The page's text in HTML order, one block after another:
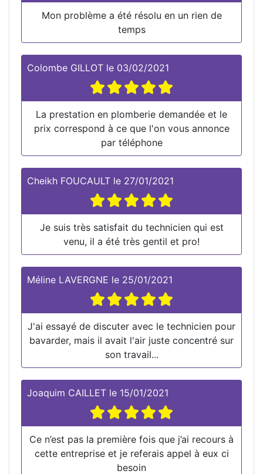
Mon problème a été résolu en un rien de
temps
Colombe GILLOT le 03/02/2021
La prestation en plomberie demandée et le
prix correspond à ce que l'on vous annonce
par téléphone
Cheikh FOUCAULT le 27/01/2021
Je suis très satisfait du technicien qui est
venu, il a été très gentil et pro!
Méline LAVERGNE le 25/01/2021
J'ai essayé de discuter avec le technicien pour
bavarder, mais il avait l'air juste concentré sur
son travail...
Joaquim CAILLET le 15/01/2021
Ce n’est pas la première fois que j’ai recours à
cette entreprise et je referais appel à eux ci
besoin